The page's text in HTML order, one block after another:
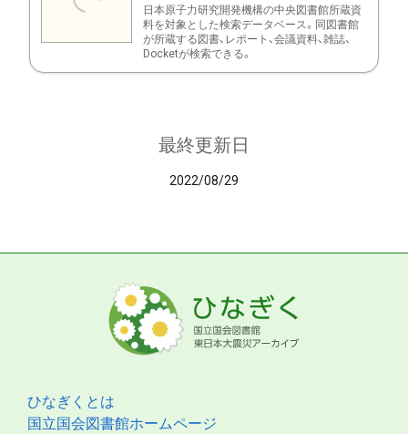
日本原子力研究開発機構の中央図書館所蔵資
料を対象とした検索データベース。同図書館
が所蔵する図書、レポート、会議資料、雑誌、
Docketが検索できる。
最終更新日
2022/08/29
ひなぎくとは
国立国会図書館ホームページ